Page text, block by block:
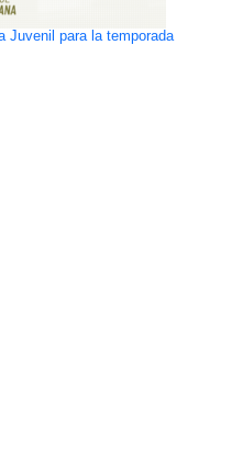
Juvenil para la temporada